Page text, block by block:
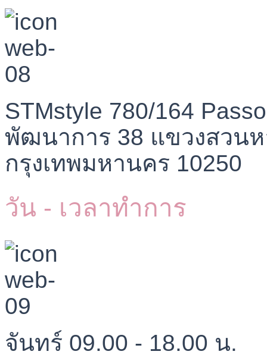
STMstyle 780/164
พัฒนาการ 38 แขวงสวน
กรุงเทพมหานคร 10250
วัน - เวลาทำการ
จันทร์ 09.00 - 18.00 น.